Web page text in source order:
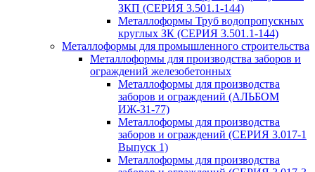
ЗКП (СЕРИЯ 3.501.1-144)
Металлоформы Труб водопропускных
круглых ЗК (СЕРИЯ 3.501.1-144)
Металлоформы для промышленного строительства
Металлоформы для производства заборов и
ограждений железобетонных
Металлоформы для производства
заборов и ограждений (АЛЬБОМ
ИЖ-31-77)
Металлоформы для производства
заборов и ограждений (СЕРИЯ 3.017-1
Выпуск 1)
Металлоформы для производства